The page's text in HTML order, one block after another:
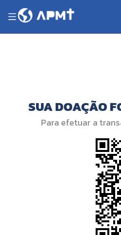
SUA DOAÇÃO
Para efetuar a